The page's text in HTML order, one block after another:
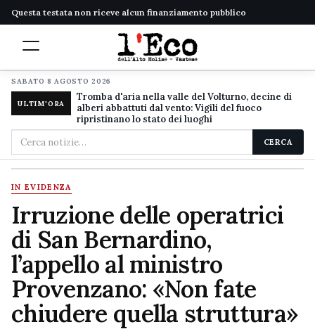
Questa testata non riceve alcun finanziamento pubblico
SABATO 8 AGOSTO 2026
ULTIM'ORA
Tromba d'aria nella valle del Volturno, decine di
alberi abbattuti dal vento: Vigili del fuoco
ripristinano lo stato dei luoghi
Cerca
nel
sito
CERCA
IN EVIDENZA
Irruzione delle operatrici
di San Bernardino,
l’appello al ministro
Provenzano: «Non fate
chiudere quella struttura»